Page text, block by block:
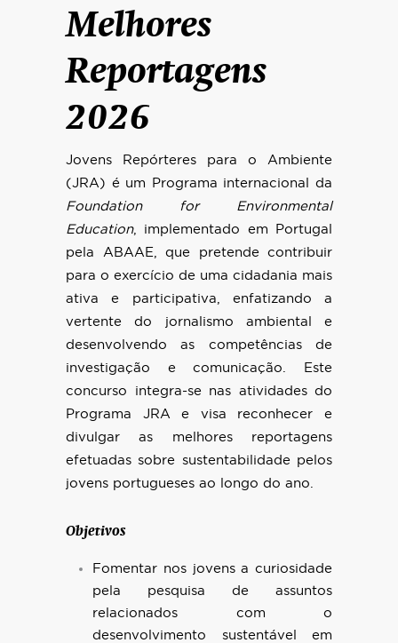
Melhores
Reportagens
2026
Jovens Repórteres para o Ambiente
(JRA) é um Programa internacional da
Foundation for Environmental
Education, implementado em Portugal
pela ABAAE, que pretende contribuir
para o exercício de uma cidadania mais
ativa e participativa, enfatizando a
vertente do jornalismo ambiental e
desenvolvendo as competências de
investigação e comunicação.
Este
concurso integra-se nas atividades do
Programa JRA e visa reconhecer e
divulgar as melhores reportagens
efetuadas sobre sustentabilidade pelos
jovens portugueses ao longo do ano.
Objetivos
Fomentar nos jovens a curiosidade
pela pesquisa de assuntos
relacionados com o
desenvolvimento sustentável em